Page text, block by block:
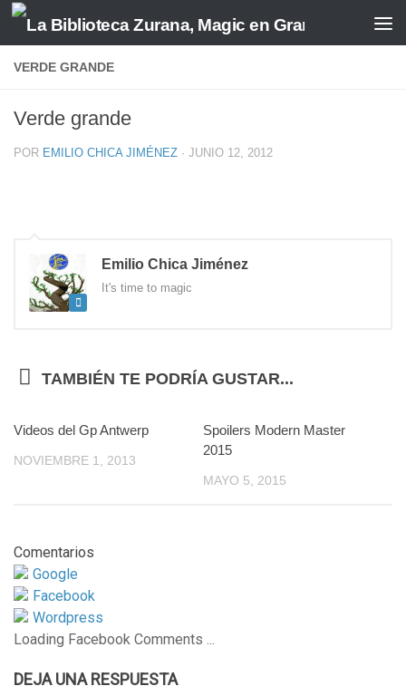
Saltar al contenido
VERDE GRANDE
Verde grande
POR EMILIO CHICA JIMÉNEZ · JUNIO 12, 2012
Emilio Chica Jiménez
It's time to magic
TAMBIÉN TE PODRÍA GUSTAR...
Videos del Gp Antwerp
NOVIEMBRE 1, 2013
Spoilers Modern Master
2015
MAYO 5, 2015
Comentarios
Google
Facebook
Wordpress
Loading Facebook Comments ...
DEJA UNA RESPUESTA